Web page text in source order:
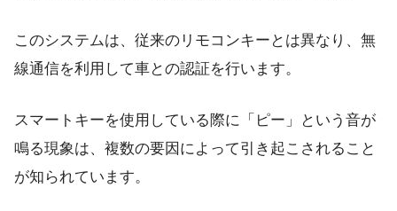
このシステムは、従来のリモコンキーとは異なり、無
線通信を利用して車との認証を行います。
スマートキーを使用している際に「ピー」という音が
鳴る現象は、複数の要因によって引き起こされること
が知られています。